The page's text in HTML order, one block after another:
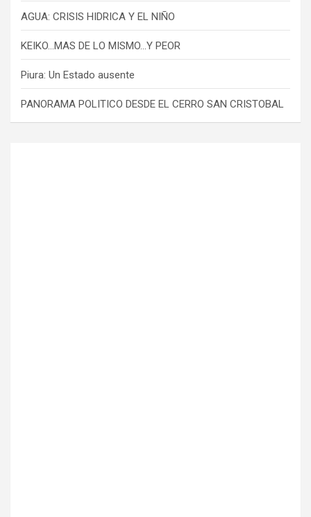
AGUA: CRISIS HIDRICA Y EL NIÑO
KEIKO…MAS DE LO MISMO…Y PEOR
Piura: Un Estado ausente
PANORAMA POLITICO DESDE EL CERRO SAN CRISTOBAL